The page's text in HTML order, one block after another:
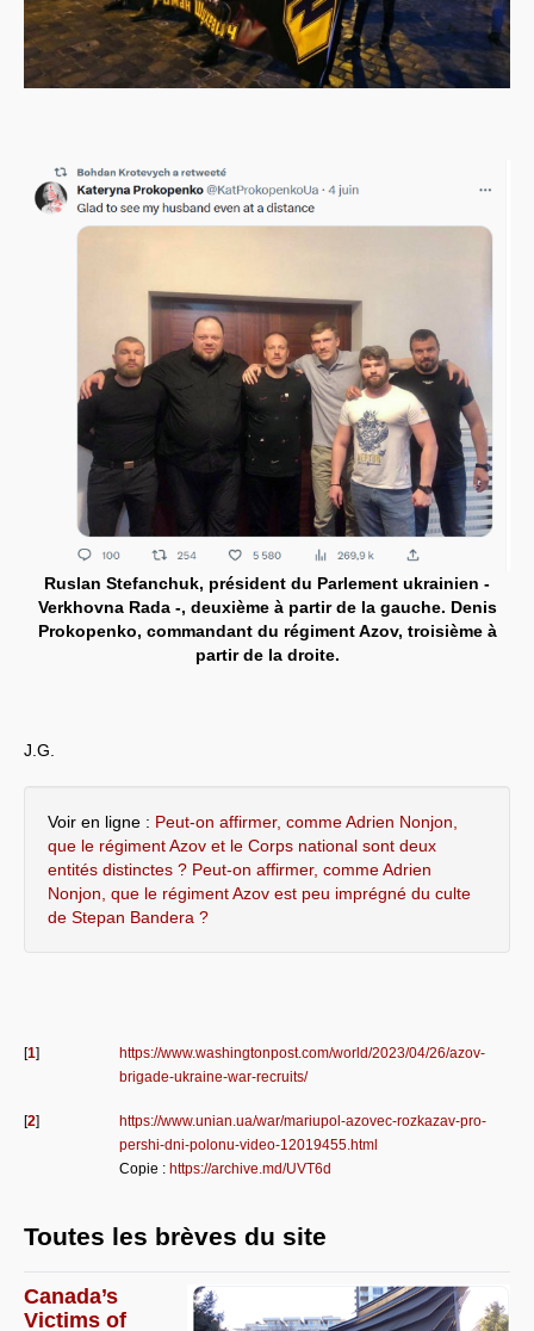
Ruslan Stefanchuk, président du Parlement ukrainien -
Verkhovna Rada -, deuxième à partir de la gauche. Denis
Prokopenko, commandant du régiment Azov, troisième à
partir de la droite.
J.G.
Voir en ligne : Peut-on affirmer, comme Adrien Nonjon,
que le régiment Azov et le Corps national sont deux
entités distinctes ? Peut-on affirmer, comme Adrien
Nonjon, que le régiment Azov est peu imprégné du culte
de Stepan Bandera ?
[1]
https://www.washingtonpost.com/world/2023/04/26/azov-
brigade-ukraine-war-recruits/
[2]
https://www.unian.ua/war/mariupol-azovec-rozkazav-pro-
pershi-dni-polonu-video-12019455.html
Copie : https://archive.md/UVT6d
Toutes les brèves du site
Canada’s
Victims of